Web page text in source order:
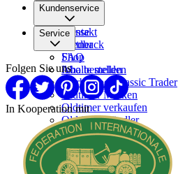
Über uns
Karriere
Presse
Partner
Kundenservice
Kontakt
Feedback
FAQ
Inhalte melden
Service
Shop
Abo bestellen
Werben bei Classic Trader
Oldtimer Marken
Oldtimer verkaufen
Oldtimer Händler
Folgen Sie uns
In Kooperation mit